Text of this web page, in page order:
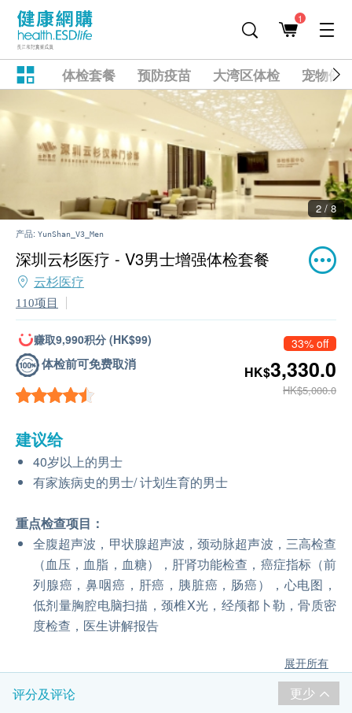
1
体检套餐 预防疫苗 大湾区体检 宠物健
2 / 8
产品: YunShan_V3_Men
深圳云杉医疗 - V3男士增强体检套餐
云杉医疗
110项目
赚取9,990积分 (HK$99)
体检前可免费取消
33% off
HK$3,330.0
HK$5,000.0
建议给
40岁以上的男士
有家族病史的男士/ 计划生育的男士
重点检查项目：
全腹超声波，甲状腺超声波，颈动脉超声波，三高检查
（血压，血脂，血糖），肝肾功能检查，癌症指标（前
列腺癌，鼻咽癌，肝癌，胰脏癌，肠癌），心电图，
低剂量胸腔电脑扫描，颈椎X光，经颅都卜勒，骨质密
度检查，医生讲解报告
展开所有
评分及评论 更少